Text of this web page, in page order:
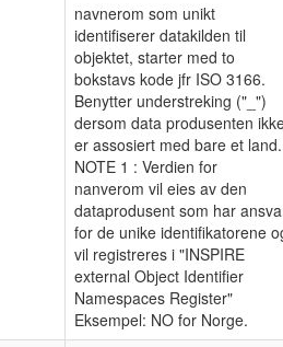
navnerom som unikt
identifiserer datakilden til
objektet, starter med to
bokstavs kode jfr ISO 3166.
Benytter understreking ("_")
dersom data produsenten
er assosiert med bare et land.
NOTE 1 : Verdien for
nanverom vil eies av den
dataprodusent som har
for de unike identifikatorene
vil registreres i "INSPIRE
external Object Identifier
Namespaces Register"
Eksempel: NO for Norge.